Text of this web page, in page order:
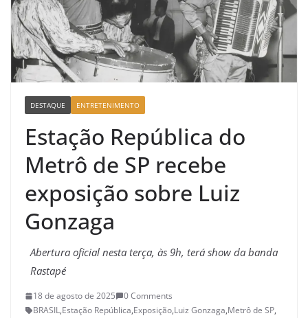
DESTAQUE ENTRETENIMENTO
Estação República do
Metrô de SP recebe
exposição sobre Luiz
Gonzaga
Abertura oficial nesta terça, às 9h, terá show da banda
Rastapé
18 de agosto de 2025
0 Comments
BRASIL,Estação República,Exposição,Luiz Gonzaga,Metrô de SP,